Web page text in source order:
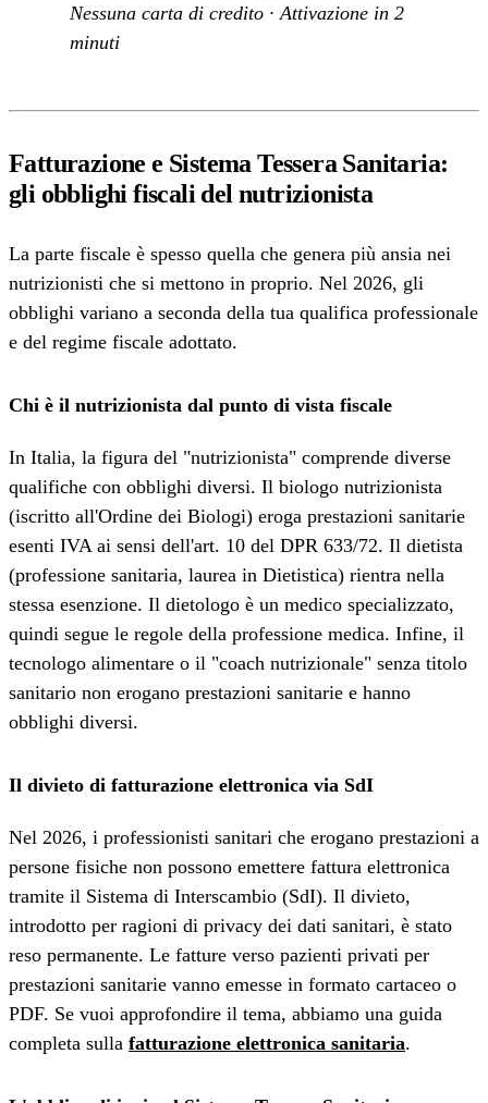
Nessuna carta di credito · Attivazione in 2
minuti
Fatturazione e Sistema Tessera Sanitaria:
gli obblighi fiscali del nutrizionista
La parte fiscale è spesso quella che genera più ansia nei
nutrizionisti che si mettono in proprio. Nel 2026, gli
obblighi variano a seconda della tua qualifica professionale
e del regime fiscale adottato.
Chi è il nutrizionista dal punto di vista fiscale
In Italia, la figura del "nutrizionista" comprende diverse
qualifiche con obblighi diversi. Il biologo nutrizionista
(iscritto all'Ordine dei Biologi) eroga prestazioni sanitarie
esenti IVA ai sensi dell'art. 10 del DPR 633/72. Il dietista
(professione sanitaria, laurea in Dietistica) rientra nella
stessa esenzione. Il dietologo è un medico specializzato,
quindi segue le regole della professione medica. Infine, il
tecnologo alimentare o il "coach nutrizionale" senza titolo
sanitario non erogano prestazioni sanitarie e hanno
obblighi diversi.
Il divieto di fatturazione elettronica via SdI
Nel 2026, i professionisti sanitari che erogano prestazioni a
persone fisiche non possono emettere fattura elettronica
tramite il Sistema di Interscambio (SdI). Il divieto,
introdotto per ragioni di privacy dei dati sanitari, è stato
reso permanente. Le fatture verso pazienti privati per
prestazioni sanitarie vanno emesse in formato cartaceo o
PDF. Se vuoi approfondire il tema, abbiamo una guida
completa sulla fatturazione elettronica sanitaria.